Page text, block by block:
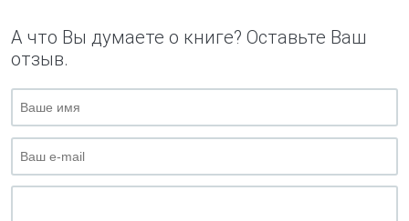
А что Вы думаете о книге? Оставьте Ваш
отзыв.